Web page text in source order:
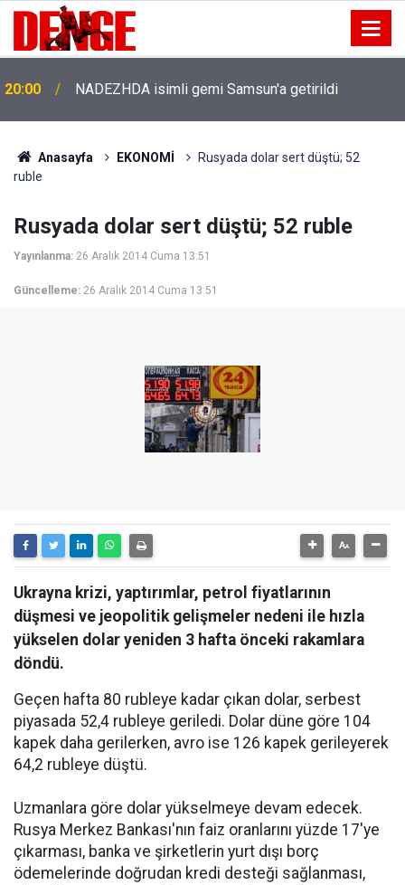
20:00 NADEZHDA isimli gemi Samsun'a getirildi
Anasayfa EKONOMİ
Rusyada dolar sert düştü; 52
ruble
Rusyada dolar sert düştü; 52 ruble
Yayınlanma: 26 Aralık 2014 Cuma 13:51
Güncelleme: 26 Aralık 2014 Cuma 13:51
Ukrayna krizi, yaptırımlar, petrol fiyatlarının
düşmesi ve jeopolitik gelişmeler nedeni ile hızla
yükselen dolar yeniden 3 hafta önceki rakamlara
döndü.
Geçen hafta 80 rubleye kadar çıkan dolar, serbest
piyasada 52,4 rubleye geriledi. Dolar düne göre 104
kapek daha gerilerken, avro ise 126 kapek gerileyerek
64,2 rubleye düştü.
Uzmanlara göre dolar yükselmeye devam edecek.
Rusya Merkez Bankası'nın faiz oranlarını yüzde 17'ye
çıkarması, banka ve şirketlerin yurt dışı borç
ödemelerinde doğrudan kredi desteği sağlanması,